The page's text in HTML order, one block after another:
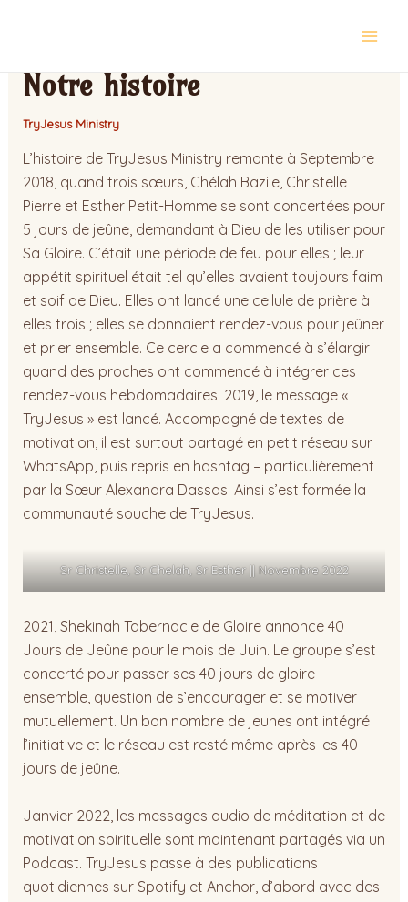
Notre histoire
TryJesus Ministry
L’histoire de TryJesus Ministry remonte à Septembre
2018, quand trois sœurs, Chélah Bazile, Christelle
Pierre et Esther Petit-Homme se sont concertées pour
5 jours de jeûne, demandant à Dieu de les utiliser pour
Sa Gloire. C’était une période de feu pour elles ; leur
appétit spirituel était tel qu’elles avaient toujours faim
et soif de Dieu. Elles ont lancé une cellule de prière à
elles trois ; elles se donnaient rendez-vous pour jeûner
et prier ensemble. Ce cercle a commencé à s’élargir
quand des proches ont commencé à intégrer ces
rendez-vous hebdomadaires. 2019, le message «
TryJesus » est lancé. Accompagné de textes de
motivation, il est surtout partagé en petit réseau sur
WhatsApp, puis repris en hashtag – particulièrement
par la Sœur Alexandra Dassas. Ainsi s’est formée la
communauté souche de TryJesus.
Sr Christelle, Sr Chelah, Sr Esther || Novembre 2022
2021, Shekinah Tabernacle de Gloire annonce 40
Jours de Jeûne pour le mois de Juin. Le groupe s’est
concerté pour passer ses 40 jours de gloire
ensemble, question de s’encourager et se motiver
mutuellement. Un bon nombre de jeunes ont intégré
l’initiative et le réseau est resté même après les 40
jours de jeûne.
Janvier 2022, les messages audio de méditation et de
motivation spirituelle sont maintenant partagés via un
Podcast. TryJesus passe à des publications
quotidiennes sur Spotify et Anchor, d’abord avec des